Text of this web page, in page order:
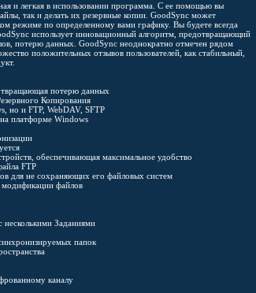
и легкая в использовании программа. С ее помощью вы
так и делать их резервные копии. GoodSync может
режиме по определенному вами графику. Вы будете всегда
использует инновационный алгоритм, предотвращающий
потерю данных. GoodSync неоднократно отмечен рядом
положительных отзывов пользователей, как стабильный,
потерю данных
Копирования
но и FTP, WebDAV, SFTP
платформе Windows
обеспечивающая максимальное удобство
FTP
для не сохраняющих его файловых систем
модификации файлов
Заданиями
папок
каналу